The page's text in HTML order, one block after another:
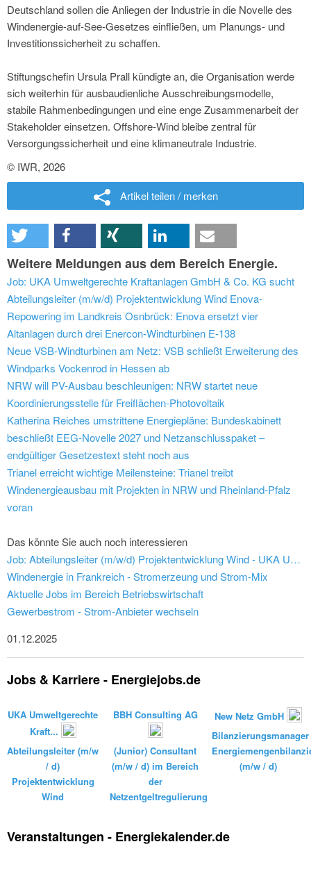
Deutschland sollen die Anliegen der Industrie in die Novelle des
Windenergie-auf-See-Gesetzes einfließen, um Planungs- und
Investitionssicherheit zu schaffen.
Stiftungschefin Ursula Prall kündigte an, die Organisation werde
sich weiterhin für ausbaudienliche Ausschreibungsmodelle,
stabile Rahmenbedingungen und eine enge Zusammenarbeit der
Stakeholder einsetzen. Offshore-Wind bleibe zentral für
Versorgungssicherheit und eine klimaneutrale Industrie.
© IWR, 2026
Artikel teilen / merken
Weitere Meldungen aus dem Bereich Energie.
Job: UKA Umweltgerechte Kraftanlagen GmbH & Co. KG sucht
Abteilungsleiter (m/w/d) Projektentwicklung Wind Enova-
Repowering im Landkreis Osnbrück: Enova ersetzt vier
Altanlagen durch drei Enercon-Windturbinen E-138
Neue VSB-Windturbinen am Netz: VSB schließt Erweiterung des
Windparks Vockenrod in Hessen ab
NRW will PV-Ausbau beschleunigen: NRW startet neue
Koordinierungsstelle für Freiflächen-Photovoltaik
Katherina Reiches umstrittene Energiepläne: Bundeskabinett
beschließt EEG-Novelle 2027 und Netzanschlusspaket –
endgültiger Gesetzestext steht noch aus
Trianel erreicht wichtige Meilensteine: Trianel treibt
Windenergieausbau mit Projekten in NRW und Rheinland-Pfalz
voran
Das könnte Sie auch noch interessieren
Job: Abteilungsleiter (m/w/d) Projektentwicklung Wind - UKA Umweltgerechte Kraftanlagen GmbH & Co. KG
Windenergie in Frankreich - Stromerzeung und Strom-Mix
Aktuelle Jobs im Bereich Betriebswirtschaft
Gewerbestrom - Strom-Anbieter wechseln
01.12.2025
Jobs & Karriere - Energiejobs.de
UKA Umweltgerechte
Kraft...
Abteilungsleiter (m/w
/ d)
Projektentwicklung
Wind
BBH Consulting AG
(Junior) Consultant
(m/w / d) im Bereich
der
Netzentgeltregulierung
New Netz GmbH
Bilanzierungsmanager
(m/w / d)
Veranstaltungen - Energiekalender.de